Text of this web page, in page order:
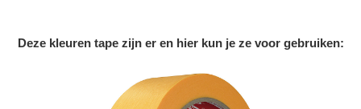
Deze kleuren tape zijn er en hier kun je ze voor gebruiken: